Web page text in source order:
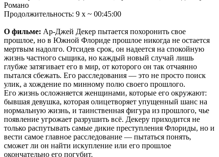
Романо
Продолжительность: 9 x ~ 00:45:00
О фильме: Ар-Джей Декер пытается похоронить свое
прошлое, но в Южной Флориде прошлое никогда не остается
мертвым надолго. Отсидев срок, он надеется на спокойную
жизнь частного сыщика, но каждый новый случай лишь
глубже затягивает его в мир, от которого он так отчаянно
пытался сбежать. Его расследования — это не просто поиск
улик, а хождение по минному полю своего прошлого.
Его жизнь осложняется женщинами, которые его окружают:
бывшая девушка, которая олицетворяет упущенный шанс на
нормальную жизнь, и таинственная фигура из прошлого, чье
появление угрожает разрушить всё. Декеру приходится не
только распутывать самые дикие преступления Флориды, но и
вести самое главное расследование — пытаться понять,
сможет ли он найти искупление или его прошлое
окончательно его погубит.